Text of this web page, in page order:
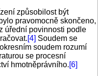
způsobilost být
pravomocně skončeno,
úřední povinnosti podle
[4] Soudem se
soudem rozumí
se procesní
hmotněprávního.[6]